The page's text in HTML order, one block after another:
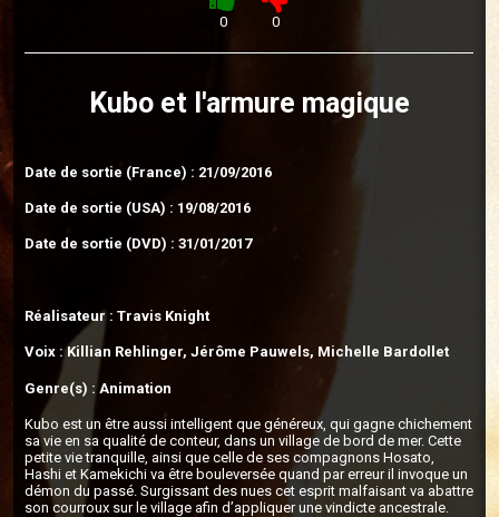
0 0
Kubo et l'armure magique
Date de sortie (France) : 21/09/2016
Date de sortie (USA) : 19/08/2016
Date de sortie (DVD) : 31/01/2017
Réalisateur : Travis Knight
Voix : Killian Rehlinger, Jérôme Pauwels, Michelle Bardollet
Genre(s) : Animation
Kubo est un être aussi intelligent que généreux, qui gagne chichement
sa vie en sa qualité de conteur, dans un village de bord de mer. Cette
petite vie tranquille, ainsi que celle de ses compagnons Hosato,
Hashi et Kamekichi va être bouleversée quand par erreur il invoque un
démon du passé. Surgissant des nues cet esprit malfaisant va abattre
son courroux sur le village afin d’appliquer une vindicte ancestrale.